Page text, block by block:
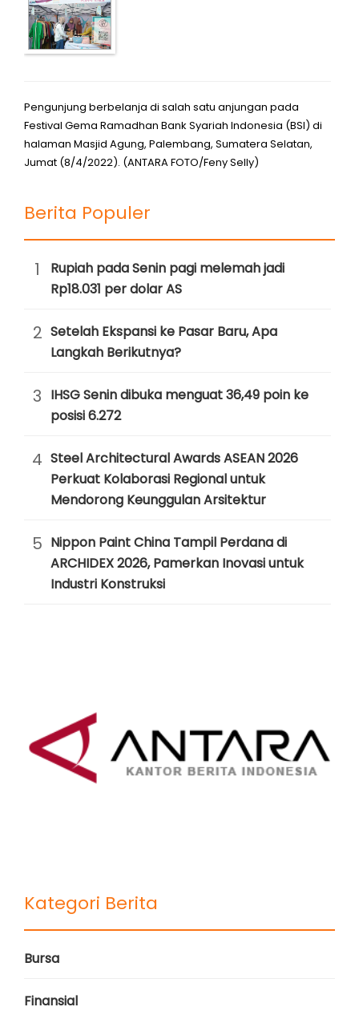
Pengunjung berbelanja di salah satu anjungan pada
Festival Gema Ramadhan Bank Syariah Indonesia (BSI) di
halaman Masjid Agung, Palembang, Sumatera Selatan,
Jumat (8/4/2022). (ANTARA FOTO/Feny Selly)
Berita Populer
1
Rupiah pada Senin pagi melemah jadi
Rp18.031 per dolar AS
2 Setelah Ekspansi ke Pasar Baru, Apa
Langkah Berikutnya?
3 IHSG Senin dibuka menguat 36,49 poin ke
posisi 6.272
4 Steel Architectural Awards ASEAN 2026
Perkuat Kolaborasi Regional untuk
Mendorong Keunggulan Arsitektur
5 Nippon Paint China Tampil Perdana di
ARCHIDEX 2026, Pamerkan Inovasi untuk
Industri Konstruksi
Kategori Berita
Bursa
Finansial